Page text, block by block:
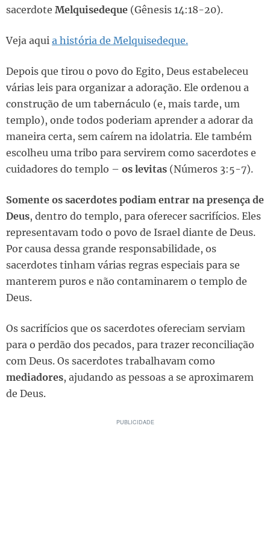
sacerdote Melquisedeque (Gênesis 14:18-20).
Veja aqui a história de Melquisedeque.
Depois que tirou o povo do Egito, Deus estabeleceu
várias leis para organizar a adoração. Ele ordenou a
construção de um tabernáculo (e, mais tarde, um
templo), onde todos poderiam aprender a adorar da
maneira certa, sem caírem na idolatria. Ele também
escolheu uma tribo para servirem como sacerdotes e
cuidadores do templo – os levitas (Números 3:5-7).
Somente os sacerdotes podiam entrar na presença de
Deus, dentro do templo, para oferecer sacrifícios. Eles
representavam todo o povo de Israel diante de Deus.
Por causa dessa grande responsabilidade, os
sacerdotes tinham várias regras especiais para se
manterem puros e não contaminarem o templo de
Deus.
Os sacrifícios que os sacerdotes ofereciam serviam
para o perdão dos pecados, para trazer reconciliação
com Deus. Os sacerdotes trabalhavam como
mediadores, ajudando as pessoas a se aproximarem
de Deus.